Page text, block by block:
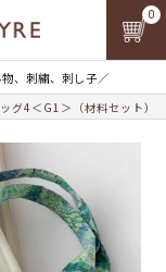
、刺繍、刺し子／
0
グ4＜G1＞（材料セット）